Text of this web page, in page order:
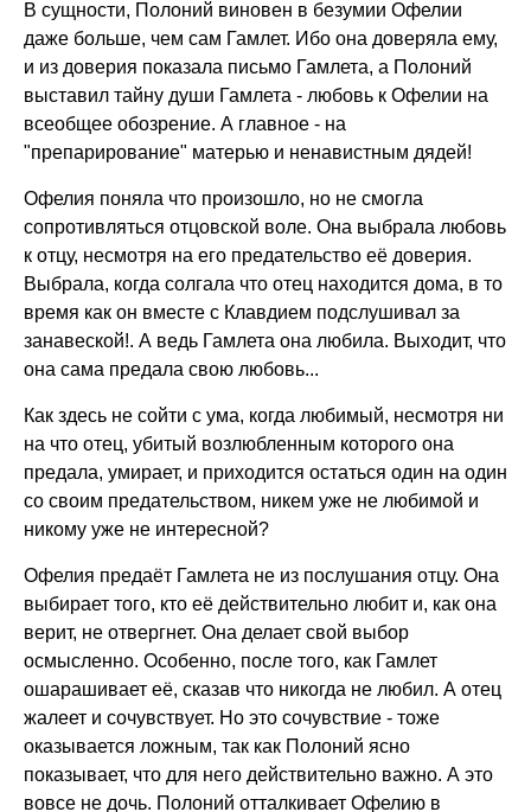
В сущности, Полоний виновен в безумии Офелии
даже больше, чем сам Гамлет. Ибо она доверяла ему,
и из доверия показала письмо Гамлета, а Полоний
выставил тайну души Гамлета - любовь к Офелии на
всеобщее обозрение. А главное - на
"препарирование" матерью и ненавистным дядей!
Офелия поняла что произошло, но не смогла
сопротивляться отцовской воле. Она выбрала любовь
к отцу, несмотря на его предательство её доверия.
Выбрала, когда солгала что отец находится дома, в то
время как он вместе с Клавдием подслушивал за
занавеской!. А ведь Гамлета она любила. Выходит, что
она сама предала свою любовь...
Как здесь не сойти с ума, когда любимый, несмотря ни
на что отец, убитый возлюбленным которого она
предала, умирает, и приходится остаться один на один
со своим предательством, никем уже не любимой и
никому уже не интересной?
Офелия предаёт Гамлета не из послушания отцу. Она
выбирает того, кто её действительно любит и, как она
верит, не отвергнет. Она делает свой выбор
осмысленно. Особенно, после того, как Гамлет
ошарашивает её, сказав что никогда не любил. А отец
жалеет и сочувствует. Но это сочувствие - тоже
оказывается ложным, так как Полоний ясно
показывает, что для него действительно важно. А это
вовсе не дочь. Полоний отталкивает Офелию в